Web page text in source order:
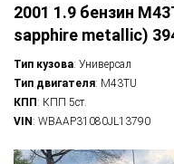
2001 1.9 бензин
sapphire metallic)
Тип кузова: Универсал
Тип двигателя: M43TU
КПП: КПП 5ст.
VIN: WBAAP31080JL13790